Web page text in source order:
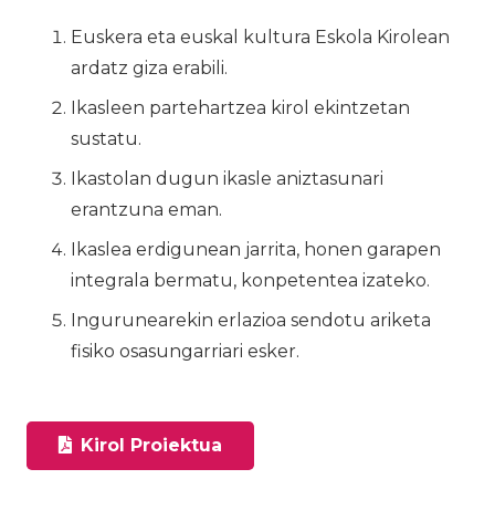
Euskera eta euskal kultura Eskola Kirolean
ardatz giza erabili.
Ikasleen partehartzea kirol ekintzetan
sustatu.
Ikastolan dugun ikasle aniztasunari
erantzuna eman.
Ikaslea erdigunean jarrita, honen garapen
integrala bermatu, konpetentea izateko.
Ingurunearekin erlazioa sendotu ariketa
fisiko osasungarriari esker.
Kirol Proiektua